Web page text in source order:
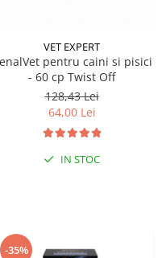
VET EXPERT
pentru caini si pisici
- 60 cp Twist Off
128,43 Lei
64,00 Lei
IN STOC
-35%